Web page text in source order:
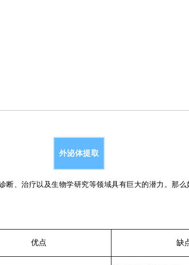
外泌体提取
断、治疗以及生物学研究等领域具有巨大的潜力。那
优点 缺